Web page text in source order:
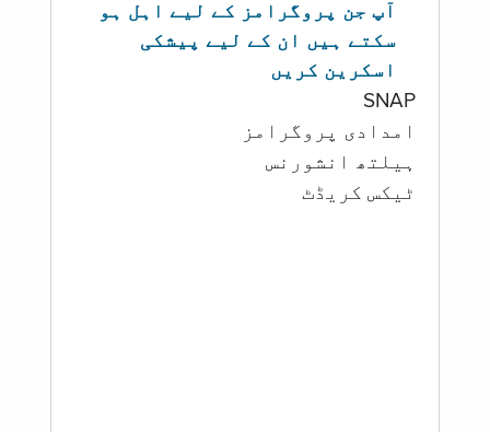
آپ جن پروگرامز کے لیے اہل ہو
سکتے ہیں ان کے لیے پیشکی
اسکرین کریں
SNAP
امدادی پروگرامز
‏ہیلتھ انشورنس
ٹیکس کریڈٹ